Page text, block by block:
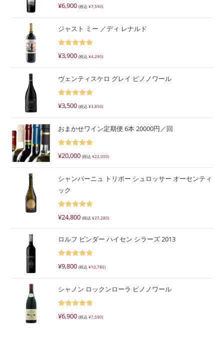
5段階で
¥6,900 (税込¥7,590)
ジャスト ミー ／ディ レナルド
5段階で
¥3,900 (税込¥4,290)
ヴェンティスケロ グレイ ピノノワール
5段階で
¥3,500 (税込¥3,850)
おまかせワイン定期便 6本 20000円／回
5段階で
¥20,000 (税込¥22,000)
シャンパーニュ トリボー シュロッサー オーセンティ
ック
5段階で
¥24,800 (税込¥27,280)
ロルフ ビンダー ハイセン シラーズ 2013
5段階で
¥9,800 (税込¥10,780)
シャノン ロックンローラ ピノノワール
5段階で
¥6,900 (税込¥7,590)